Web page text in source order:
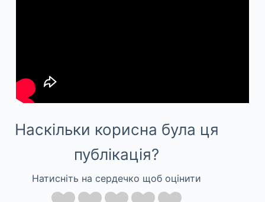
Наскільки корисна була ця
публікація?
Натисніть на сердечко щоб оцінити